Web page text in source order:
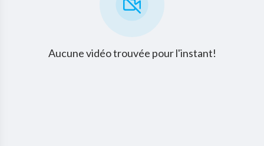
Aucune vidéo trouvée pour l'instant!